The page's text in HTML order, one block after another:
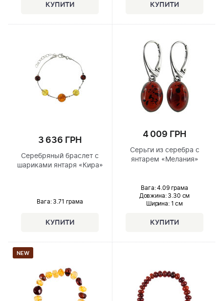
3 636 ГРН
Серебряный браслет с
шариками янтаря «Кира»
Вага: 3.71 грама
4 009 ГРН
Серьги из серебра с
янтарем «Мелания»
Вага: 4.09 грама
Довжина:3.30 см
Ширина: 1 см
NEW